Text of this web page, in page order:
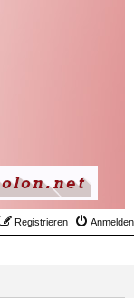
Anmelden
Registrieren